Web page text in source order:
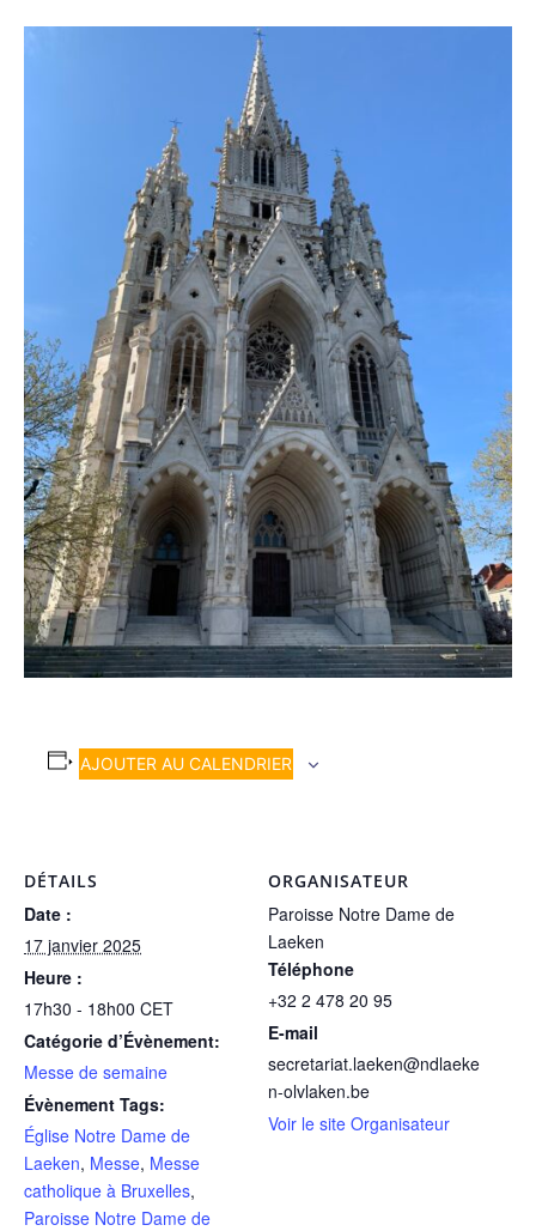
AJOUTER AU CALENDRIER
DÉTAILS
Date :
17 janvier 2025
Heure :
17h30 - 18h00 CET
Catégorie d’Évènement:
Messe de semaine
Évènement Tags:
Église Notre Dame de
Laeken, Messe, Messe
catholique à Bruxelles,
Paroisse Notre Dame de
ORGANISATEUR
Paroisse Notre Dame de
Laeken
Téléphone
+32 2 478 20 95
E-mail
secretariat.laeken@ndlaeke
n-olvlaken.be
Voir le site Organisateur